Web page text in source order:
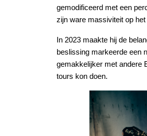
gemodificeerd met een
zijn ware massiviteit op
In 2023 maakte hij de
beslissing markeerde een
gemakkelijker met andere
tours kon doen.